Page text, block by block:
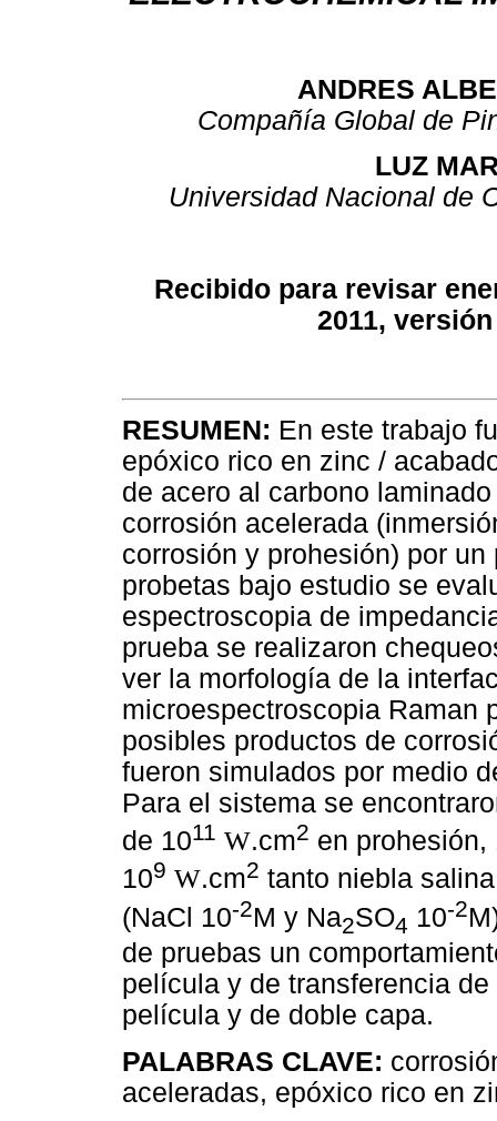
ANDRES
Compañía Global de
LUZ
Universidad Nacional de
Recibido para revisar
2011,
RESUMEN: En este trabajo
epóxico rico en zinc /
de acero al carbono
corrosión acelerada
corrosión y prohesión) por
probetas bajo estudio se
espectroscopia de
prueba se realizaron
ver la morfología de la
microespectroscopia Raman
posibles productos de
fueron simulados por medio
Para el sistema se
de 1011 W.cm2 en prohesión,
109 W.cm2 tanto niebla
(NaCl 10-2M y Na2SO4 10-2
de pruebas un
película y de transferencia
película y de doble capa.
PALABRAS CLAVE:
aceleradas, epóxico rico en